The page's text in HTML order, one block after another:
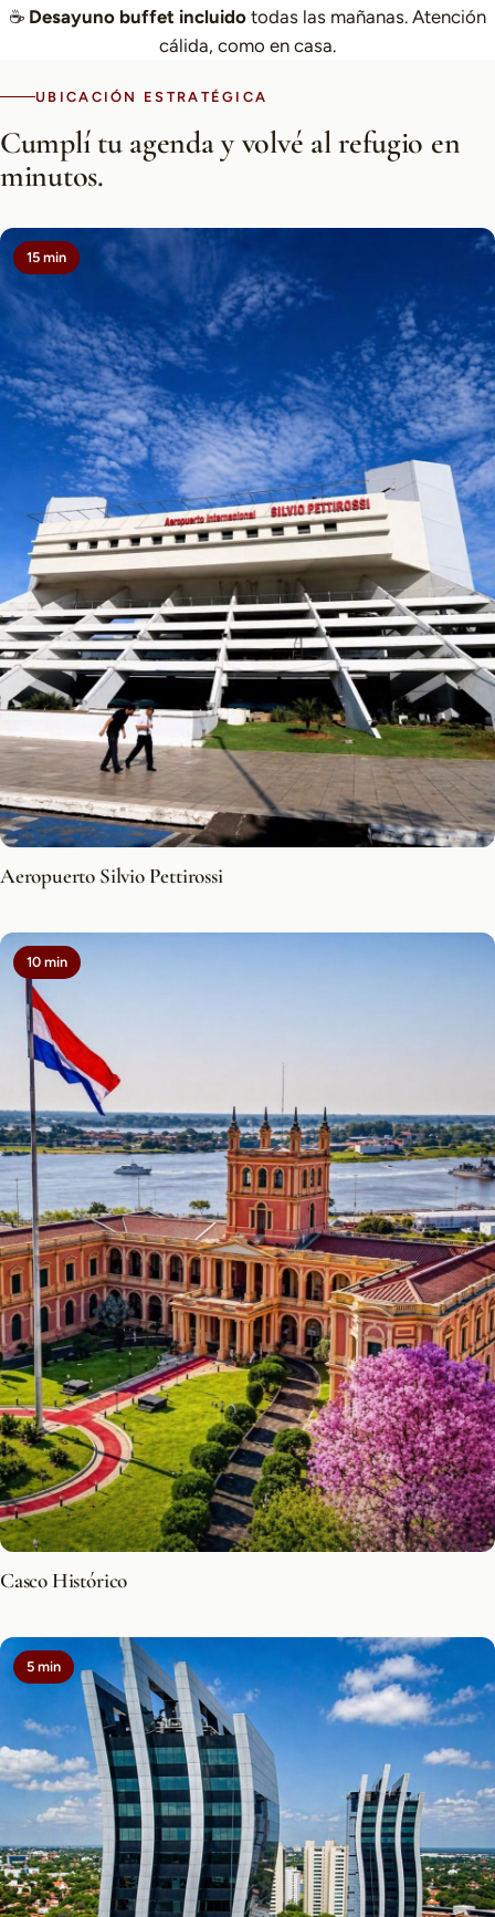
☕ Desayuno buffet incluido todas las mañanas. Atención
cálida, como en casa.
UBICACIÓN ESTRATÉGICA
Cumplí tu agenda y volvé al refugio en
minutos.
15 min
Aeropuerto Silvio Pettirossi
10 min
Casco Histórico
5 min